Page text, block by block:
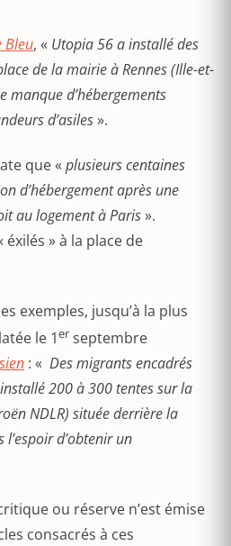
Bleu, « Utopia 56 a installé des
de la mairie à Rennes (Ille-et-
manque d’hébergements
d’asiles».
que « plusieurs centaines
d’hébergement après une
au logement à Paris».
» à la place de
exemples, jusqu’à la plus
le 1er septembre
: « Des migrants encadrés
200 à 300 tentes sur la
NDLR) située derrière la
d’obtenir un
ou réserve n’est émise
consacrés à ces